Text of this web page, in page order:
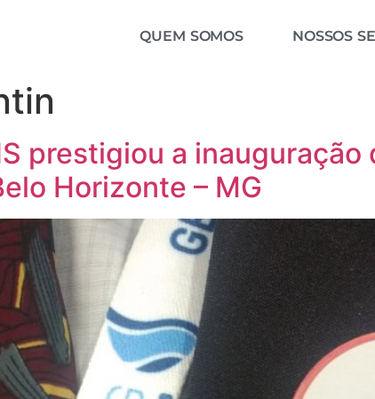
QUEM SOMOS NOSSOS
prestigiou a inauguração
Horizonte – MG